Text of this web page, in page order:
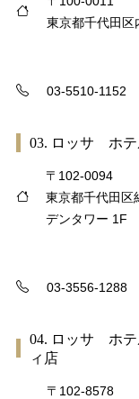
東京都千代田
03-5510-1152
03. ロッサ ホ
〒102-0094
東京都千代田
デンタワー 1F
03-3556-1288
04. ロッサ ホ
ィ店
〒102-8578